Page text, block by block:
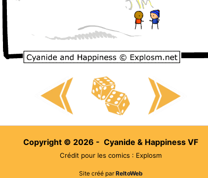
Copyright © 2026 - Cyanide & Happiness VF
Crédit pour les comics : Explosm
Site créé par ReltoWeb